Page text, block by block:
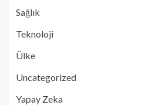
Sağlık
Teknoloji
Ülke
Uncategorized
Yapay Zeka